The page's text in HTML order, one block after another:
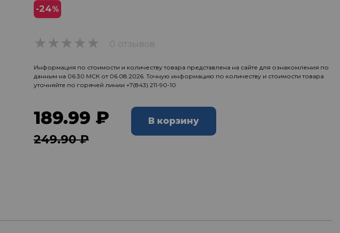
-24%
0 отзывов
Информация по стоимости и количеству товара представлена на сайте для ознакомления по
данным на 06:30 МСК от 06.08.2026. Точную информацию по количеству и стоимости товара
уточняйте по горячей линии +7(843) 211-90-10
189.99 ₽
249.90 ₽
В корзину